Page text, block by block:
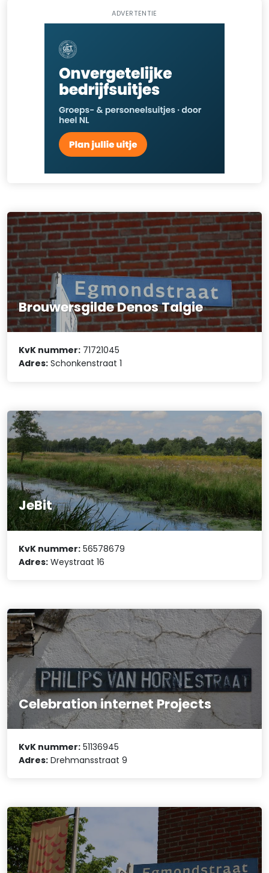
ADVERTENTIE
Brouwersgilde Denos Talgie
KvK nummer: 71721045
Adres: Schonkenstraat 1
JeBit
KvK nummer: 56578679
Adres: Weystraat 16
Celebration internet Projects
KvK nummer: 51136945
Adres: Drehmansstraat 9